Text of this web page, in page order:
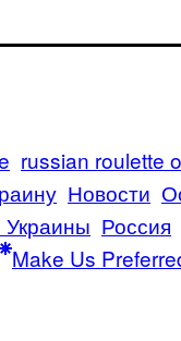
russian roulette
Новости
Украины Россия
Make Us